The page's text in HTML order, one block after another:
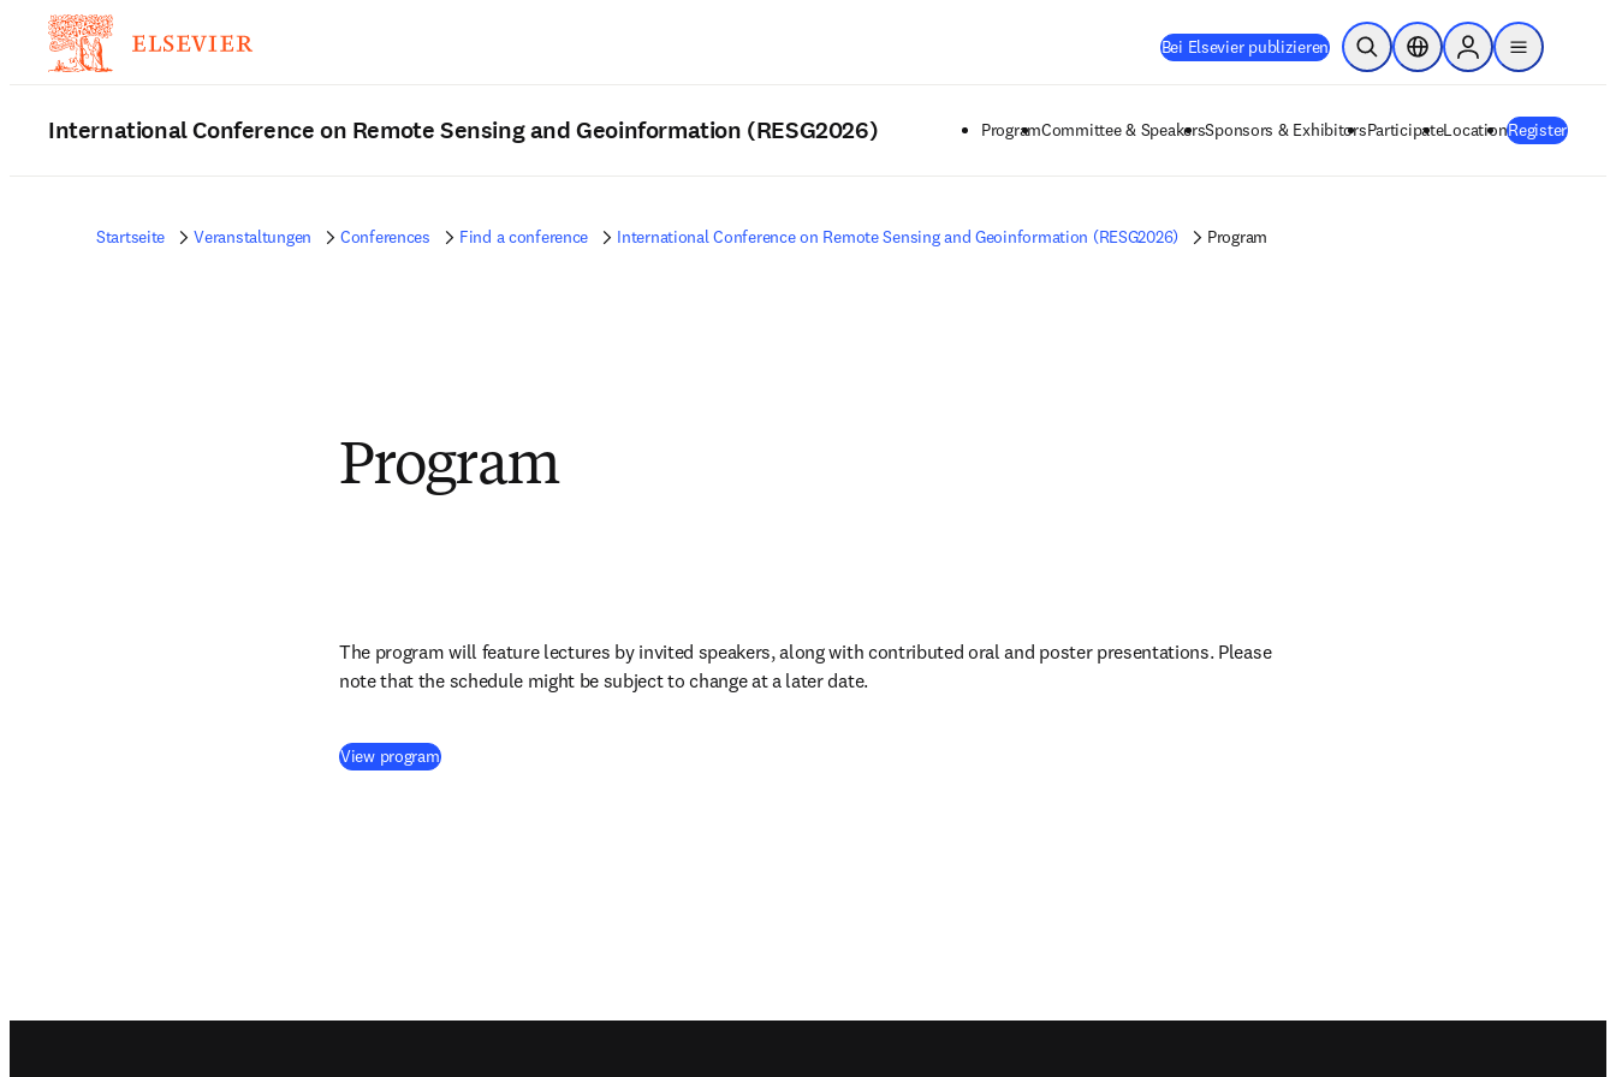
Bei Elsevier publizieren Suche öffnenStandortauswahl
Sign in to products
menu
International Conference on Remote Sensing and Geoinformation (RESG2026) ProgramCommittee & SpeakersSponsors & ExhibitorsParticipateLocationRegister
Startseite Veranstaltungen Conferences Find a conference International Conference on Remote Sensing and Geoinformation (RESG2026) Program
Program
The program will feature lectures by invited speakers, along with contributed oral and poster presentations. Please
note that the schedule might be subject to change at a later date.
View program(